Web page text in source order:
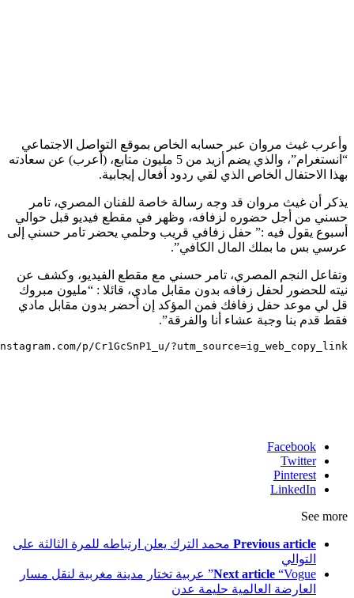
وأعرب غيث مروان عبر حسابه الخاص بموقع التواصل الاجتماعي
“انستغرام”، والذي يضم أزيد من 5 مليون متابع، (أعرب) عن سعادته
بهذا الاحتفال الخاص الذي لقي ردود أفعال إيجابية.
يذكر أن غيث مروان قد وجه رسالة خاصة للفنان المصري، تامر
حسني من أجل حضوره لزفافه، وظهر في مقطع فيديو قبل حوالي
أسبوع يقول فيه :” حفل زفافي قريب وحلمي يحضر تامر حسني إلى
عرسي بس ما بملك المال الكافي”.
وتفاعل النجم المصري، تامر حسني مع مقطع الفيديو، وكشف عن
نيته للحضور لحفل زفافه بدون مقابل مادي، قائلا : “مليون مبروك
قل لي موعد حفل زفافك فمن المؤكد إن أحضر بدون مقابل مادي
فقط قدم بنا وجبة عشاء أنا والفرقة”.
p/Cr1GcSnP1_u/?utm_source=ig_web_copy_link
Facebook
Twitter
Pinterest
LinkedIn
See more
Previous article محمد الترك يعلن ارتباطه للمرة الثالثة على
التوالي
Next article“Vogue” عربية تختار مدينة مغربية لنقل مسار
العارضة العالمية حليمة عدن